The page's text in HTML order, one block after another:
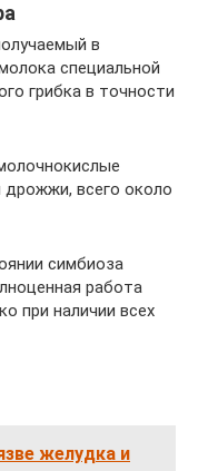
в
специальной
грибка в точности
дрожжи, всего около
симбиоза
работа
при наличии всех
желудка и